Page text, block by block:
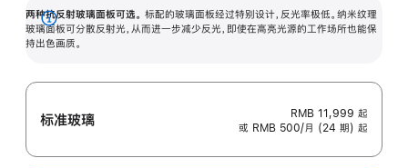
两种抗反射玻璃面板可选。 标配的玻璃面板经过特别设计，反光率极低。纳米纹理
玻璃面板可分散反射光，从而进一步减少反光，即使在高亮光源的工作场所也能保
持出色画质。
展
开
标准玻璃 RMB 11,999 起
或 RMB 500/月 (24 期) 起